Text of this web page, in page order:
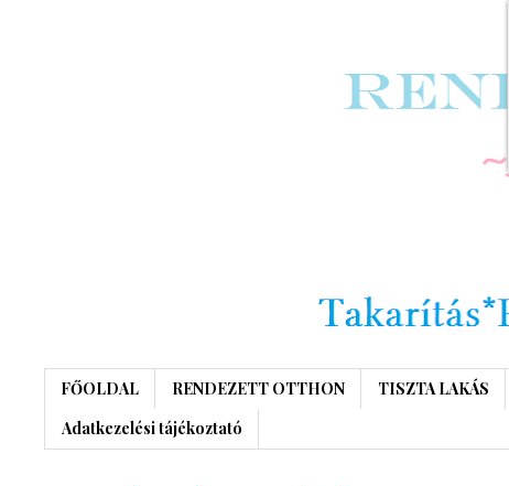
FŐOLDAL RENDEZETT OTTHON TISZTA LAKÁS
Adatkezelési tájékoztató